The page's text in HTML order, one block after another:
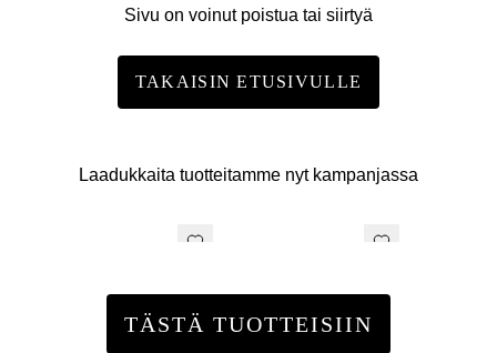
Sivu on voinut poistua tai siirtyä
TAKAISIN ETUSIVULLE
Laadukkaita tuotteitamme nyt kampanjassa
TÄSTÄ TUOTTEISIIN